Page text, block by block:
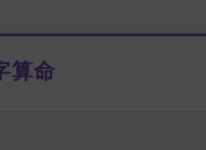
算命